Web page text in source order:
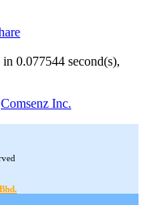
in 0.077544 second(s),
Comsenz Inc.